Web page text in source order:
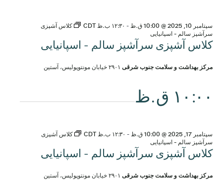
کلاس آشپزی سرآشپز سالم - اسپانیایی
سپتامبر 10, 2025 @ 10:00 ق.ظ - ۱۲:۳۰ ب.ظ CDT
کلاس آشپزی
سرآشپز سالم - اسپانیایی
مرکز بهداشت و سلامت جنوب شرقی ۲۹۰۱ خیابان مونتوپولیس، آستین
۱۰:۰۰ ق.ظ
کلاس آشپزی سرآشپز سالم - اسپانیایی
سپتامبر 17, 2025 @ 10:00 ق.ظ - ۱۲:۳۰ ب.ظ CDT
کلاس آشپزی
سرآشپز سالم - اسپانیایی
مرکز بهداشت و سلامت جنوب شرقی ۲۹۰۱ خیابان مونتوپولیس، آستین